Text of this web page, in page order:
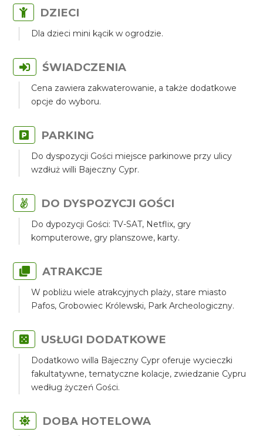
DZIECI
Dla dzieci mini kącik w ogrodzie.
ŚWIADCZENIA
Cena zawiera zakwaterowanie, a także dodatkowe
opcje do wyboru.
PARKING
Do dyspozycji Gości miejsce parkinowe przy ulicy
wzdłuż willi Bajeczny Cypr.
DO DYSPOZYCJI GOŚCI
Do dypozycji Gości: TV-SAT, Netflix, gry
komputerowe, gry planszowe, karty.
ATRAKCJE
W pobliżu wiele atrakcyjnych plaży, stare miasto
Pafos, Grobowiec Królewski, Park Archeologiczny.
USŁUGI DODATKOWE
Dodatkowo willa Bajeczny Cypr oferuje wycieczki
fakultatywne, tematyczne kolacje, zwiedzanie Cypru
według życzeń Gości.
DOBA HOTELOWA